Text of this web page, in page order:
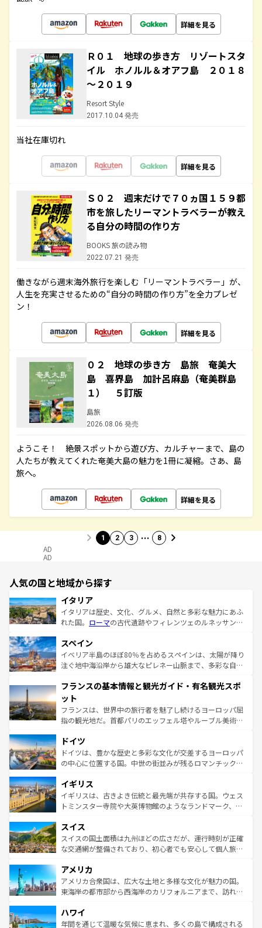
詳細を見る
Ｒ０１ 地球の歩き方 リゾートスタ
イル ホノルル＆オアフ島 ２０１８
～２０１９
Resort Style
2017.10.04 発売
当社在庫切れ
詳細を見る
Ｓ０２ 週末だけで７０ヵ国１５９都
市を旅したリーマントラベラーが教え
る自分の時間の作り方
BOOKS 旅の読み物
2022.07.21 発売
働きながら週末海外旅行を楽しむ「リーマントラベラー」が、
人生を充実させるための“自分の時間の作り方”を全力プレゼ
ン！
詳細を見る
０２ 地球の歩き方 島旅 奄美大
島 喜界島 加計呂麻島（奄美群島
１） ５訂版
島旅
2026.08.06 発売
ようこそ！ 絶景スポットから遊び方、カルチャーまで、島の
人たちが教えてくれた奄美大島の魅力を1冊に凝縮。さあ、島
旅へ。
詳細を見る
1 2 3 … 8
AD
AD
人気の国と地域から探す
イタリア
イタリアは歴史、文化、グルメ、自然と多彩な魅力にあふ
れた国。 ローマの古代遺跡やフィレンツェのルネッサンス
ろん、トスカーナの美しい田園風景やアマルフィ海岸の絶
景など、自然景観も見逃せない。観光の合間には、本場の
ピザやパスタなど、絶品のイタリア料理を堪能することも
ませてくれるイタリアで、忘れられない旅をしてみよう！
なお、新着のイタリア情報は
しい。
スペイン
イベリア半島のほぼ80％を占めるスペインは、太陽が降り
注ぐ地中海沿岸から雄大なピレネー山脈まで、多彩な自然
文化が根付くこの国では、情熱的なフラメンコ、熱気あふ
れる闘牛、そして美味しいタパスが生活の一部となってい
る。首都マドリードの洗練された雰囲気や、バルセロナの
アートに溢れた街角から、地方では古代ローマ遺跡や中世
せる。地方によって風土や気候が異なるスペインはその個
性で訪れる人を魅了する。 なお、新着のスペイン情報は コ
ンテンツ一覧を参照してほしい。
フランスの基本情報と観光ガイド・有名観光スポ
ット
フランスは、世界中の旅行者を魅了し続けるヨーロッパ屈
指の観光地だ。首都パリのエッフェル塔やルーブル美術館
で、幅広い魅力が詰まっている。華麗な宮殿、歴史的な大
聖堂、美しいビーチ、そして豊かな自然が、訪れる者を心
から魅了する。また、フランスは美食の国としても知ら
いる。シャンパンの発祥地であるランス、プロヴァンスの
香り高いラベンダー畑など、多彩な楽しみ方が可能だ。さ
らに、パリ以外の地域にも魅力が溢れており、どの街角に
れる地方に足を運ぶとそれぞれで全く異なる文化を体験で
きるだろう。 なお、新着のフランス情報はコンテンツ一覧
を参照してほしい。
ドイツ
ドイツは、豊かな歴史と多彩な文化が交差するヨーロッパ
の中心に位置する国。中世の街並みが残るロマンチック街
顔を持つこの国は、どこを歩いても飽きることがない。ベ
ルリンの文化的活気、バイエルン州のアルプスの絶景、そ
してライン川沿いのワイン畑といった風景は必見。ビール
は、お酒好きな人にはぜひ体験してほしい。 なお、新着の
ドイツ情報はコンテンツ一覧を参照してほしい。
イギリス
イギリスは、古きよき伝統と最先端が共存する国。ウェス
トミンスター寺院や大英博物館のようなランドマーク、歴
リアごとに異なる魅力がある。また、優雅なアフタヌーン
ティー、ビール好きにはたまらない英国パブ、サッカー観
戦など、本場だからこそできる体験も豊富。イギリスを旅
ンツ一覧を参照してほしい。
スイス
スイスの国土面積は九州ほどの広さだが、運行時刻が正確
な交通網が整備されており、初心者でも安心して個人旅行
の建物がそのまま残る町や、スイスならではのユニークな
博物館もあり、アルプス観光だけでなく町歩きも満喫する
ことができる。国民の所得が高いため物価も高いが、旅行
ば市内交通費無料で観光を楽しむこともできる。 なお、新
着のスイス情報はコンテンツ一覧 を参照してほしい。
アメリカ
アメリカ合衆国は、広大な土地と多様な文化が魅力の国。
東海岸の都市部から西海岸のカリフォルニアまで、訪れる
のような巨大都市は、観光、ショッピング、エンターテイ
ンメントが詰まった刺激的なスポットだ。一方、アメリカ
ハワイ
年間を通じて温暖な気候に恵まれ、多くの島で構成される